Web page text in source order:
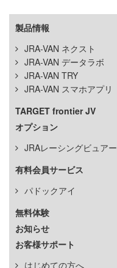
製品情報
JRA-VAN ネクスト
JRA-VAN データラボ
JRA-VAN TRY
JRA-VAN スマホアプリ
TARGET frontier JV
オプション
JRAレーシングビュアー
有料会員サービス
パドックアイ
無料体験
お知らせ
お客様サポート
はじめての方へ